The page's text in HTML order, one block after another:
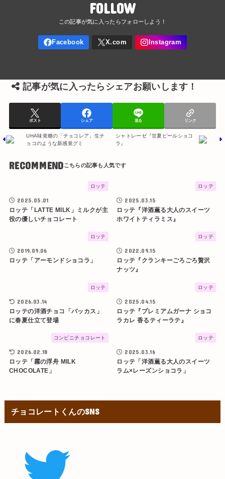
FOLLOW
記事が気に入ったらシェアお願いします！
ポスト シェア 送る リンク
UHA味覚糖の「チョコレア」生チ
ョコのような新感覚グミ
シャトレーゼ『甘夏ピールショコ
ラ』
RECOMMEND
ロッテ
2025.05.01
ロッテ「LATTE MILK」ミルクが主
役の優しいチョコレート
ロッテ
2025.03.15
ロッテ『洋酒薫る大人のスイーツ
ホワイトティラミス』
ロッテ
2019.09.06
ロッテ「アーモンドショコラ」
ロッテ
2022.09.15
ロッテ『クランキーごろごろ贅沢
ナッツ』
ロッテ
2026.03.14
ロッテの洋酒チョコ「バッカス」
に春夏仕立て登場
ロッテ
2025.04.15
ロッテ『プレミアムガーナ ショコ
ラカレ 香るティーラテ』
コンビニチョコレート
2026.02.18
ロッテ「霧の浮舟 MILK
CHOCOLATE」
ロッテ
2025.03.16
ロッテ「洋酒薫る大人のスイーツ
ラム×レーズンショコラ」
チョコレートくんのSNS